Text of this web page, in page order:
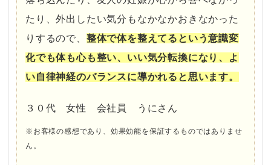
たり、外出したい気分もなかなかおきなかった
りするので、 整体で体を整えてるという意識変
化でも体も心も整い、いい気分転換になり、よ
い自律神経のバランスに導かれると思います。
３０代 女性 会社員 うにさん
※お客様の感想であり、効果効能を保証するものではありませ
ん。